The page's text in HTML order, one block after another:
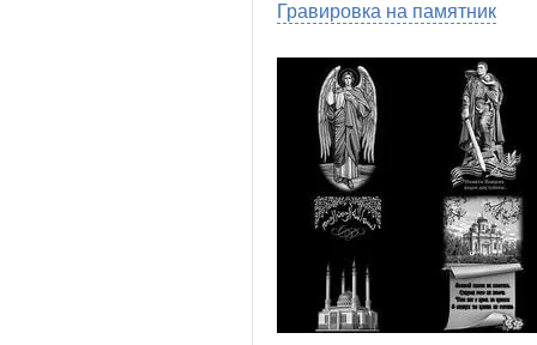
Гравировка на памятник